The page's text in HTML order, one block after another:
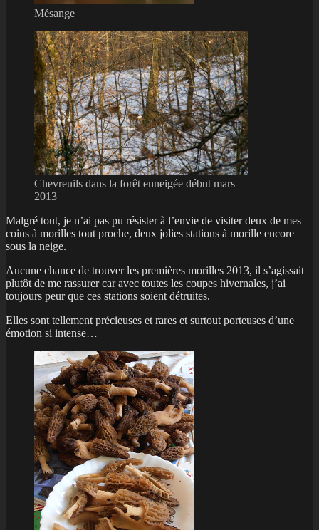
Mésange
Chevreuils dans la forêt enneigée début mars
2013
Malgré tout, je n’ai pas pu résister à l’envie de visiter deux de mes
coins à morilles tout proche, deux jolies stations à morille encore
sous la neige.
Aucune chance de trouver les premières morilles 2013, il s’agissait
plutôt de me rassurer car avec toutes les coupes hivernales, j’ai
toujours peur que ces stations soient détruites.
Elles sont tellement précieuses et rares et surtout porteuses d’une
émotion si intense…